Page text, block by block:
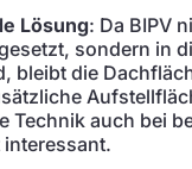
Lösung: Da BIPV
sondern in
bleibt die
Technik auch bei